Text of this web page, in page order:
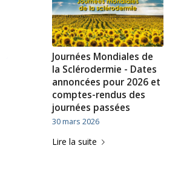
Journées Mondiales de
la Sclérodermie - Dates
annoncées pour 2026 et
comptes-rendus des
journées passées
30 mars 2026
Lire la suite